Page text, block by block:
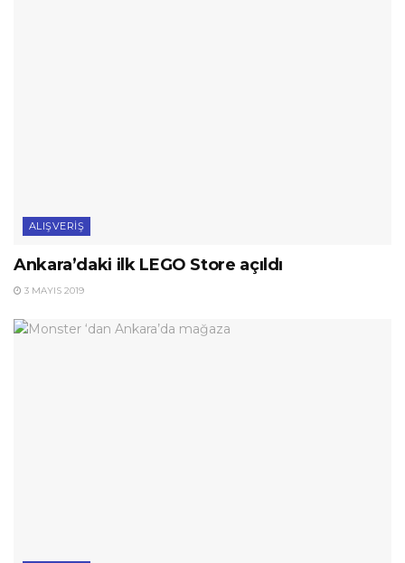
ALIŞVERIŞ
Ankara’daki ilk LEGO Store açıldı
3 MAYIS 2019